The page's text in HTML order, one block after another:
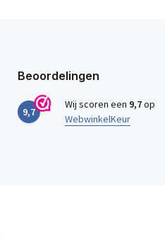
Beoordelingen
9,7
Wij scoren een 9,7op
WebwinkelKeur